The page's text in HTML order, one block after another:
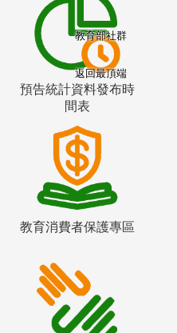
預告統計資料發布時
間表
教育消費者保護專區
教育部社群
返回最頂端